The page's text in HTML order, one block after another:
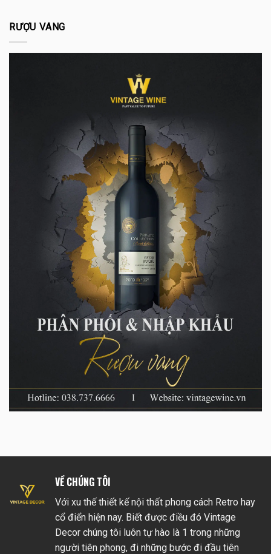
RƯỢU VANG
VỀ CHÚNG TÔI
Với xu thế thiết kế nội thất phong cách Retro hay
cổ điển hiện nay. Biết được điều đó Vintage
Decor chúng tôi luôn tự hào là 1 trong những
người tiên phong, đi những bước đi đầu tiên